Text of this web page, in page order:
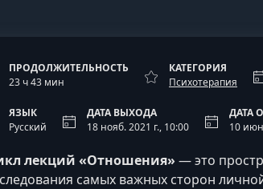
ПРОДОЛЖИТЕЛЬНОСТЬ
23 ч 43 мин
КАТЕГОРИЯ
Психотерапия
ЯЗЫК
Русский
ДАТА ВЫХОДА
18 нояб. 2021 г., 10:00
ДАТА
10
лекций «Отношения» — это
самых важных сторон